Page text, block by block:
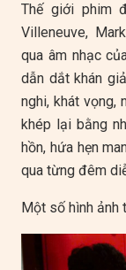
Thế giới phim
Villeneuve,
qua âm nhạc
dẫn dắt khán
nghi, khát vọng,
khép lại bằng
hồn, hứa hẹn
qua từng đêm
Một số hình ảnh